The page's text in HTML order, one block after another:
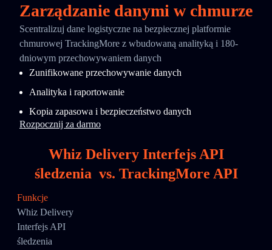
Zarządzanie danymi w chmurze
Scentralizuj dane logistyczne na bezpiecznej platformie
chmurowej TrackingMore z wbudowaną analityką i 180-
dniowym przechowywaniem danych
Zunifikowane przechowywanie danych
Analityka i raportowanie
Kopia zapasowa i bezpieczeństwo danych
Rozpocznij za darmo
Whiz Delivery Interfejs API
śledzenia vs. TrackingMore API
Funkcje
Whiz Delivery
Interfejs API
śledzenia